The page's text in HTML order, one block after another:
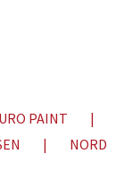
PAINT
NORD